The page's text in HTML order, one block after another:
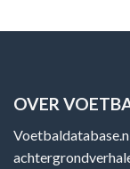
OVER